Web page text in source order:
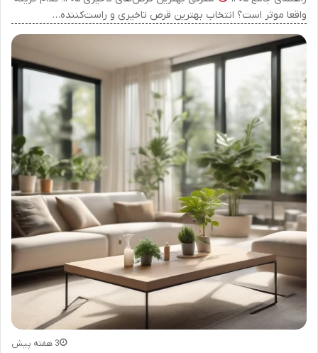
واقعا موثر است؟ انتخاب بهترین قرص تاخیری و راست‌کننده…
3 هفته پیش